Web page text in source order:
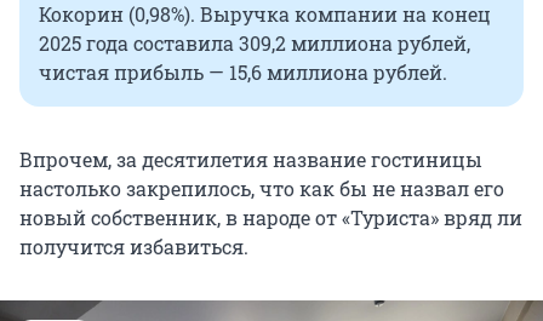
Кокорин (0,98%). Выручка компании на конец
2025 года составила 309,2 миллиона рублей,
чистая прибыль — 15,6 миллиона рублей.
Впрочем, за десятилетия название гостиницы
настолько закрепилось, что как бы не назвал его
новый собственник, в народе от «Туриста» вряд ли
получится избавиться.